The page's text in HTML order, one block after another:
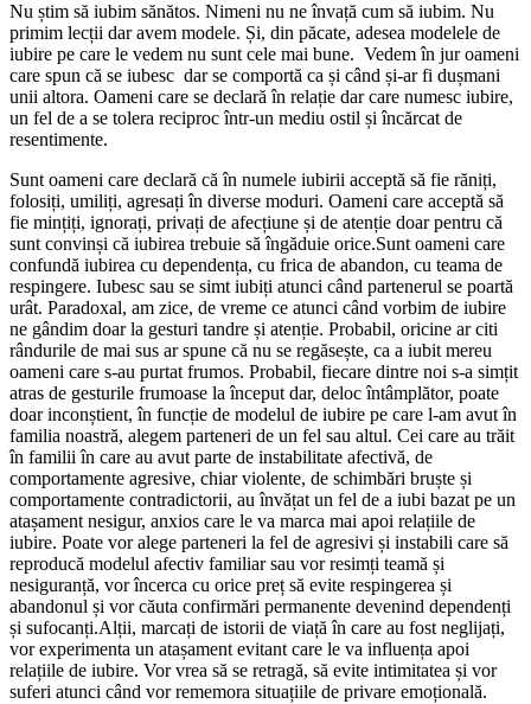
Nu știm să iubim sănătos. Nimeni nu ne învață cum să iubim. Nu
primim lecții dar avem modele. Și, din păcate, adesea modelele de
iubire pe care le vedem nu sunt cele mai bune. Vedem în jur oameni
care spun că se iubesc dar se comportă ca și când și-ar fi dușmani
unii altora. Oameni care se declară în relație dar care numesc iubire,
un fel de a se tolera reciproc într-un mediu ostil și încărcat de
resentimente.
Sunt oameni care declară că în numele iubirii acceptă să fie răniți,
folosiți, umiliți, agresați în diverse moduri. Oameni care acceptă să
fie mințiți, ignorați, privați de afecțiune și de atenție doar pentru că
sunt convinși că iubirea trebuie să îngăduie orice.Sunt oameni care
confundă iubirea cu dependența, cu frica de abandon, cu teama de
respingere. Iubesc sau se simt iubiți atunci când partenerul se poartă
urât. Paradoxal, am zice, de vreme ce atunci când vorbim de iubire
ne gândim doar la gesturi tandre și atenție. Probabil, oricine ar citi
rândurile de mai sus ar spune că nu se regăsește, ca a iubit mereu
oameni care s-au purtat frumos. Probabil, fiecare dintre noi s-a simțit
atras de gesturile frumoase la început dar, deloc întâmplător, poate
doar inconștient, în funcție de modelul de iubire pe care l-am avut în
familia noastră, alegem parteneri de un fel sau altul. Cei care au trăit
în familii în care au avut parte de instabilitate afectivă, de
comportamente agresive, chiar violente, de schimbări bruște și
comportamente contradictorii, au învățat un fel de a iubi bazat pe un
atașament nesigur, anxios care le va marca mai apoi relațiile de
iubire. Poate vor alege parteneri la fel de agresivi și instabili care să
reproducă modelul afectiv familiar sau vor resimți teamă și
nesiguranță, vor încerca cu orice preț să evite respingerea și
abandonul și vor căuta confirmări permanente devenind dependenți
și sufocanți.Alții, marcați de istorii de viață în care au fost neglijați,
vor experimenta un atașament evitant care le va influența apoi
relațiile de iubire. Vor vrea să se retragă, să evite intimitatea și vor
suferi atunci când vor rememora situațiile de privare emoțională.